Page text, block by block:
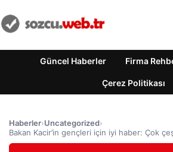
Güncel Haberler Firma
Çerez Politikası
Haberler›Uncategorized›
Bakan Kacir’in gençleri için iyi haber: Çok